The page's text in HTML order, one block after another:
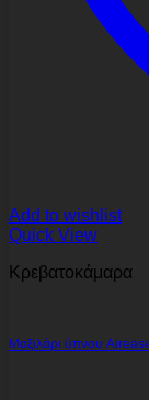
Add to wishlist
Quick View
Κρεβατοκάμαρα
Μαξιλάρι ύπνου